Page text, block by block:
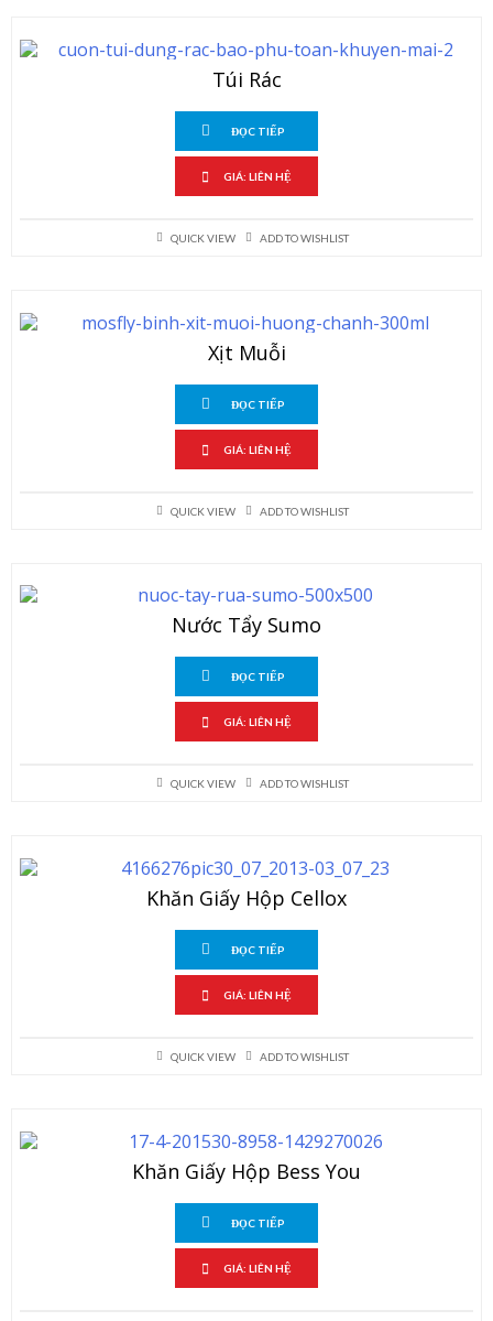
Túi Rác
ĐỌC TIẾP
GIÁ: LIÊN HỆ
QUICK VIEW ADD TO WISHLIST
Xịt Muỗi
ĐỌC TIẾP
GIÁ: LIÊN HỆ
QUICK VIEW ADD TO WISHLIST
Nước Tẩy Sumo
ĐỌC TIẾP
GIÁ: LIÊN HỆ
QUICK VIEW ADD TO WISHLIST
Khăn Giấy Hộp Cellox
ĐỌC TIẾP
GIÁ: LIÊN HỆ
QUICK VIEW ADD TO WISHLIST
Khăn Giấy Hộp Bess You
ĐỌC TIẾP
GIÁ: LIÊN HỆ